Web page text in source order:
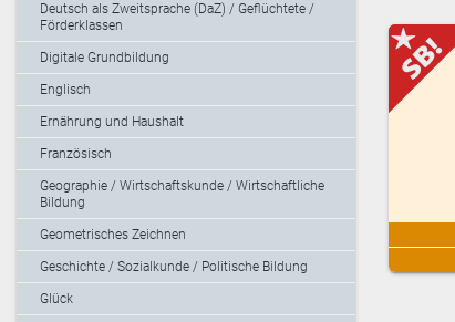
Deutsch als Zweitsprache (DaZ) / Geflüchtete /
Förderklassen
Digitale Grundbildung
Englisch
Ernährung und Haushalt
Französisch
Geographie / Wirtschaftskunde / Wirtschaftliche
Bildung
Geometrisches Zeichnen
Geschichte / Sozialkunde / Politische Bildung
Glück